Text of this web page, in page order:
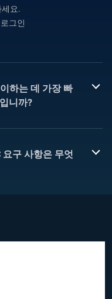
요.
그인
하는 데 가장 빠
니까?
구 사항은 무엇